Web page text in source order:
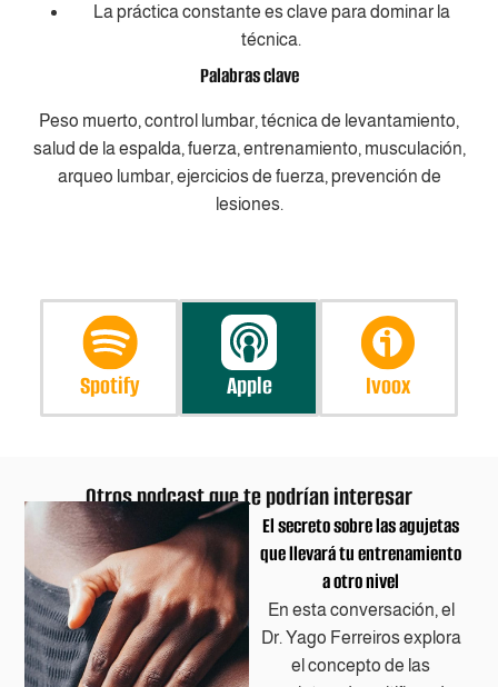
La práctica constante es clave para dominar la
técnica.
Palabras clave
Peso muerto, control lumbar, técnica de levantamiento,
salud de la espalda, fuerza, entrenamiento, musculación,
arqueo lumbar, ejercicios de fuerza, prevención de
lesiones.
Spotify Apple Ivoox
Otros podcast que te podrían interesar
El secreto sobre las agujetas
que llevará tu entrenamiento
a otro nivel
En esta conversación, el
Dr. Yago Ferreiros explora
el concepto de las